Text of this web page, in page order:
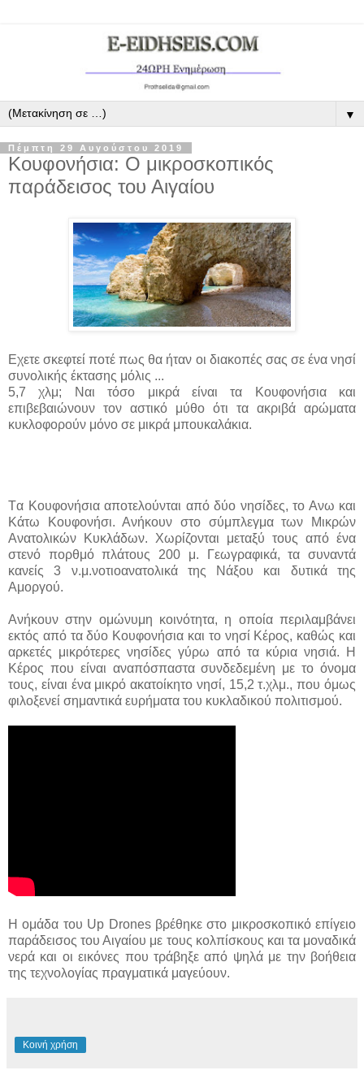
▼
Πέμπτη 29 Αυγούστου 2019
Κουφονήσια: Ο μικροσκοπικός
παράδεισος του Αιγαίου
Εχετε σκεφτεί ποτέ πως θα ήταν οι διακοπές σας σε ένα νησί
συνολικής έκτασης μόλις ...
5,7 χλμ; Ναι τόσο μικρά είναι τα Κουφονήσια και
επιβεβαιώνουν τον αστικό μύθο ότι τα ακριβά αρώματα
κυκλοφορούν μόνο σε μικρά μπουκαλάκια.
Tα Κουφονήσια αποτελούνται από δύο νησίδες, το Ανω και
Κάτω Κουφονήσι. Ανήκουν στο σύμπλεγμα των Μικρών
Ανατολικών Κυκλάδων. Χωρίζονται μεταξύ τους από ένα
στενό πορθμό πλάτους 200 μ. Γεωγραφικά, τα συναντά
κανείς 3 ν.μ.νοτιοανατολικά της Νάξου και δυτικά της
Αμοργού.
Ανήκουν στην ομώνυμη κοινότητα, η οποία περιλαμβάνει
εκτός από τα δύο Κουφονήσια και το νησί Κέρος, καθώς και
αρκετές μικρότερες νησίδες γύρω από τα κύρια νησιά. Η
Κέρος που είναι αναπόσπαστα συνδεδεμένη με το όνομα
τους, είναι ένα μικρό ακατοίκητο νησί, 15,2 τ.χλμ., που όμως
φιλοξενεί σημαντικά ευρήματα του κυκλαδικού πολιτισμού.
Η ομάδα του Up Drones βρέθηκε στο μικροσκοπικό επίγειο
παράδεισος του Αιγαίου με τους κολπίσκους και τα μοναδικά
νερά και οι εικόνες που τράβηξε από ψηλά με την βοήθεια
της τεχνολογίας πραγματικά μαγεύουν.
Κοινή χρήση